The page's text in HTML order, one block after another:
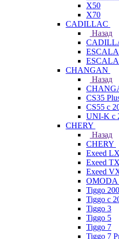
X50
X70
CADILLAC
Назад
CHANGAN
Назад
CS35
CS55 с
UNI-K с
CHERY
Назад
CHERY
Exeed
Exeed
Exeed
OMODA
Tiggo
Tiggo с
Tiggo 3
Tiggo 5
Tiggo 7
Tiggo 7